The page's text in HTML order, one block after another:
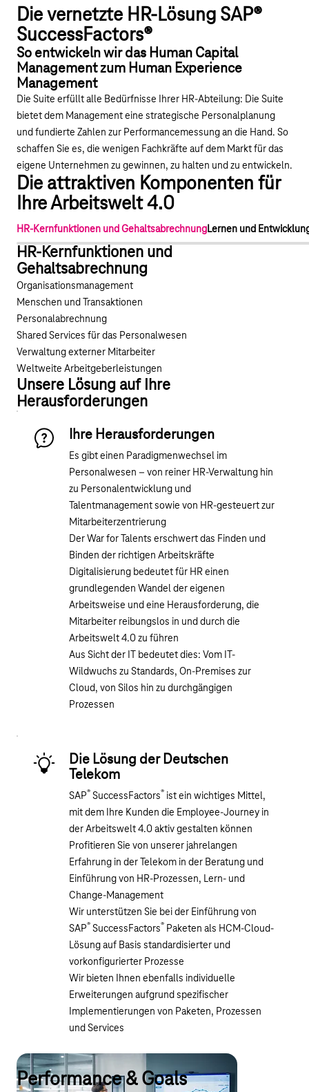
Die vernetzte HR-Lösung SAP®
SuccessFactors®
So entwickeln wir das Human Capital
Management zum Human Experience
Management
Die Suite erfüllt alle Bedürfnisse Ihrer HR-Abteilung: Die Suite
bietet dem Management eine strategische Personalplanung
und fundierte Zahlen zur Performancemessung an die Hand. So
schaffen Sie es, die wenigen Fachkräfte auf dem Markt für das
eigene Unternehmen zu gewinnen, zu halten und zu entwickeln.
Die attraktiven Komponenten für
Ihre Arbeitswelt 4.0
HR-Kernfunktionen und GehaltsabrechnungLernen und
HR-Kernfunktionen und
Gehaltsabrechnung
Organisationsmanagement
Menschen und Transaktionen
Personalabrechnung
Shared Services für das Personalwesen
Verwaltung externer Mitarbeiter
Weltweite Arbeitgeberleistungen
Unsere Lösung auf Ihre
Herausforderungen
Ihre Herausforderungen
Es gibt einen Paradigmenwechsel im
Personalwesen – von reiner HR-Verwaltung hin
zu Personalentwicklung und
Talentmanagement sowie von HR-gesteuert zur
Mitarbeiterzentrierung
Der War for Talents erschwert das Finden und
Binden der richtigen Arbeitskräfte
Digitalisierung bedeutet für HR einen
grundlegenden Wandel der eigenen
Arbeitsweise und eine Herausforderung, die
Mitarbeiter reibungslos in und durch die
Arbeitswelt 4.0 zu führen
Aus Sicht der IT bedeutet dies: Vom IT-
Wildwuchs zu Standards, On-Premises zur
Cloud, von Silos hin zu durchgängigen
Prozessen
Die Lösung der Deutschen
Telekom
SAP® SuccessFactors® ist ein wichtiges Mittel,
mit dem Ihre Kunden die Employee-Journey in
der Arbeitswelt 4.0 aktiv gestalten können
Profitieren Sie von unserer jahrelangen
Erfahrung in der Telekom in der Beratung und
Einführung von HR-Prozessen, Lern- und
Change-Management
Wir unterstützen Sie bei der Einführung von
SAP® SuccessFactors® Paketen als HCM-Cloud-
Lösung auf Basis standardisierter und
vorkonfigurierter Prozesse
Wir bieten Ihnen ebenfalls individuelle
Erweiterungen aufgrund spezifischer
Implementierungen von Paketen, Prozessen
und Services
Performance & Goals